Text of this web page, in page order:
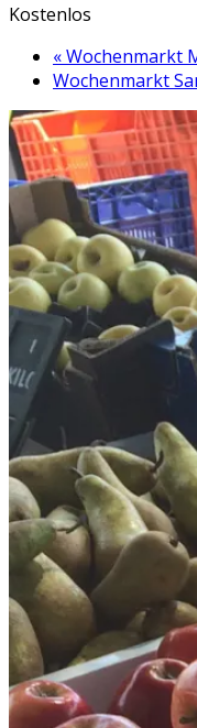
Kostenlos
«Wochenmarkt
Wochenmarkt